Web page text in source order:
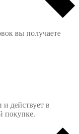
вы получаете
и действует в
покупке.